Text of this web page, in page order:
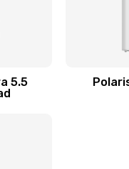
клапана пара
контактов
5.5